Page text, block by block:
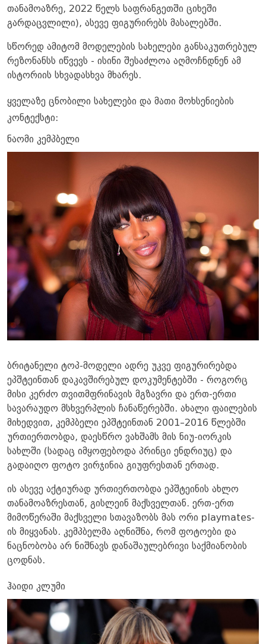
თანამოაზრე, 2022 წელს საფრანგეთში ციხეში
გარდაცვლილი), ასევე ფიგურირებს მასალებში.
სწორედ ამიტომ მოდელების სახელები განსაკუთრებულ
რეზონანსს იწვევს - ისინი შესაძლოა აღმოჩნდნენ ამ
ისტორიის სხვადასხვა მხარეს.
ყველაზე ცნობილი სახელები და მათი მოხსენიების
კონტექსტი:
ნაომი კემპბელი
ბრიტანელი ტოპ-მოდელი ადრე უკვე ფიგურირებდა
ეპშტეინთან დაკავშირებულ დოკუმენტებში - როგორც
მისი კერძო თვითმფრინავის მგზავრი და ერთ-ერთი
სავარაუდო მსხვერპლის ჩანაწერებში. ახალი ფაილების
მიხედვით, კემპბელი ეპშტეინთან 2001–2016 წლებში
ურთიერთობდა, დაესწრო ვახშამს მის ნიუ-იორკის
სახლში (სადაც იმყოფებოდა პრინცი ენდრიუც) და
გადაიღო ფოტო ვირჯინია გიუფრესთან ერთად.
ის ასევე აქტიურად ურთიერთობდა ეპშტეინის ახლო
თანამოაზრესთან, გისლეინ მაქსველთან. ერთ-ერთ
მიმოწერაში მაქსველი სთავაზობს მას ორი playmates-
ის მიყვანას. კემპბელმა აღნიშნა, რომ ფოტოები და
ნაცნობობა არ ნიშნავს დანაშაულებრივი საქმიანობის
ცოდნას.
ჰაიდი კლუმი